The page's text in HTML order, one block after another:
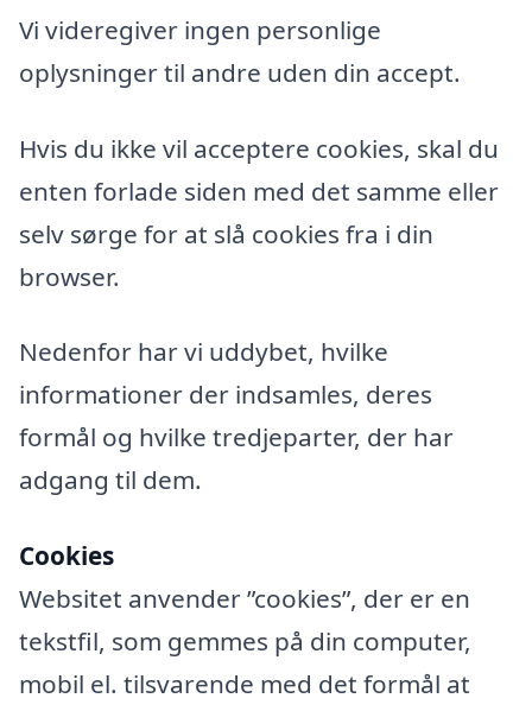
Vi videregiver ingen personlige
oplysninger til andre uden din accept.
Hvis du ikke vil acceptere cookies, skal du
enten forlade siden med det samme eller
selv sørge for at slå cookies fra i din
browser.
Nedenfor har vi uddybet, hvilke
informationer der indsamles, deres
formål og hvilke tredjeparter, der har
adgang til dem.
Cookies
Websitet anvender ”cookies”, der er en
tekstfil, som gemmes på din computer,
mobil el. tilsvarende med det formål at